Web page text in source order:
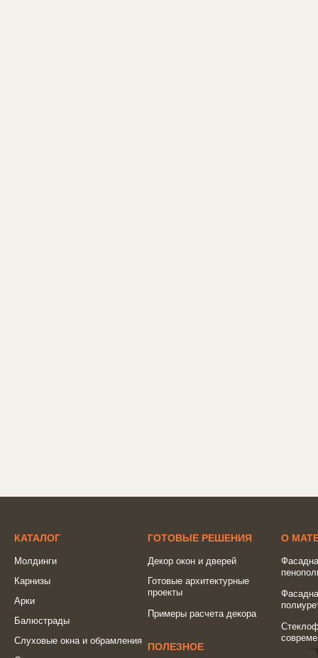
КАТАЛОГ
Молдинги
Карнизы
Арки
Балюстрады
Слуховые окна и обрамления
ГОТОВЫЕ РЕШЕНИЯ
Декор окон и дверей
Готовые архитектурные
проекты
Примеры расчета декора
ПОЛЕЗНОЕ
О